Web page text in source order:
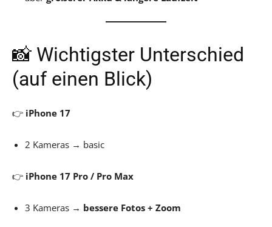
📸 Wichtigster Unterschied
(auf einen Blick)
👉 iPhone 17
2 Kameras → basic
👉 iPhone 17 Pro / Pro Max
3 Kameras → bessere Fotos + Zoom